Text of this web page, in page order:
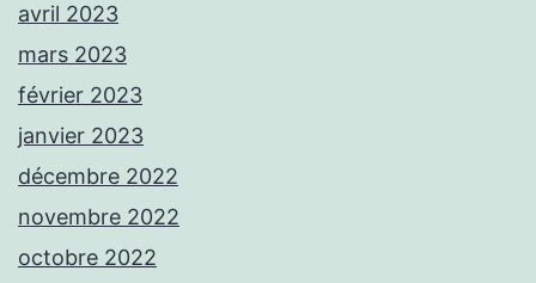
avril 2023
mars 2023
février 2023
janvier 2023
décembre 2022
novembre 2022
octobre 2022